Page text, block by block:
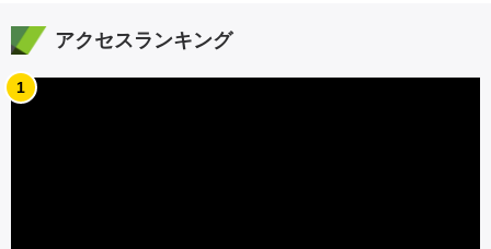
アクセスランキング
1